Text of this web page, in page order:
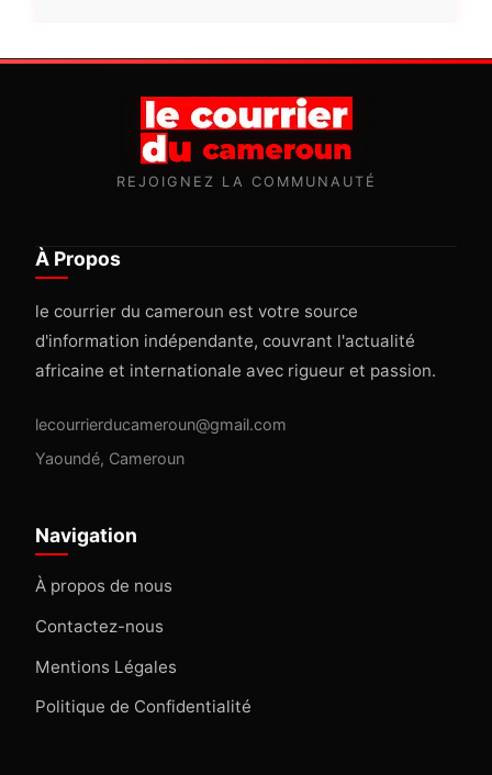
REJOIGNEZ LA COMMUNAUTÉ
À Propos
le courrier du cameroun est votre source
d'information indépendante, couvrant l'actualité
africaine et internationale avec rigueur et passion.
lecourrierducameroun@gmail.com
Yaoundé, Cameroun
Navigation
À propos de nous
Contactez-nous
Mentions Légales
Politique de Confidentialité